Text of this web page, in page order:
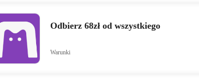
Odbierz 68zł od wszystkiego
Warunki